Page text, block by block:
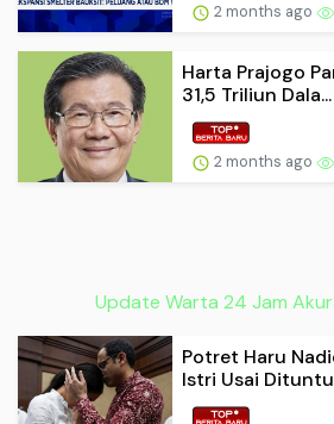
2 months ago
Harta Prajogo
31,5 Triliun Dala...
2 months ago
Update Warta 24 Jam
Potret Haru
Istri Usai